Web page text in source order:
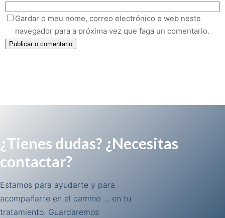
Gardar o meu nome, correo electrónico e web neste
navegador para a próxima vez que faga un comentario.
¿Tienes dudas? ¿Necesitas
contactar?
Estamos para ayudarte y para
acompañarte en el camino … en tu
tratamiento. Guardaremos